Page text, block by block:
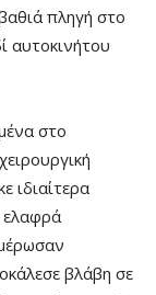
πληγή στο
αυτοκινήτου
στο
ιδιαίτερα
ελαφρά
βλάβη σε